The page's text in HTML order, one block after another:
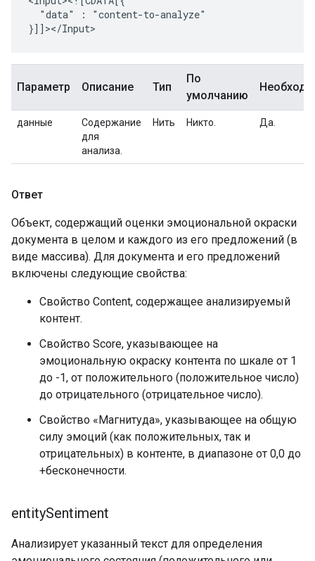
"data"
:
"content-to-analyze"
Параметр Описание Тип
По
умолчанию
данные
Содержание
для
анализа.
Нить Никто. Да.
Ответ
Объект, содержащий оценки эмоциональной окраски
документа в целом и каждого из его предложений (в
виде массива). Для документа и его предложений
включены следующие свойства:
Свойство Content, содержащее анализируемый
контент.
Свойство Score, указывающее на
эмоциональную окраску контента по шкале от 1
до -1, от положительного (положительное число)
до отрицательного (отрицательное число).
Свойство «Магнитуда», указывающее на общую
силу эмоций (как положительных, так и
отрицательных) в контенте, в диапазоне от 0,0 до
+бесконечности.
entitySentiment
Анализирует указанный текст для определения